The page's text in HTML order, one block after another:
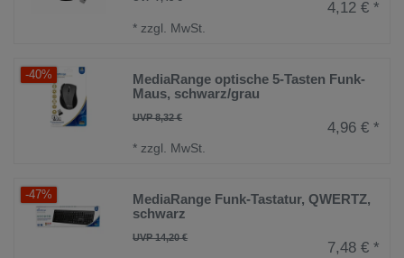
4,12 € *
* zzgl. MwSt.
-40%
MediaRange optische 5-Tasten Funk-
Maus, schwarz/grau
UVP 8,32 €
4,96 € *
*zzgl. MwSt.
-47%
MediaRange Funk-Tastatur, QWERTZ,
schwarz
UVP 14,20 €
7,48 € *